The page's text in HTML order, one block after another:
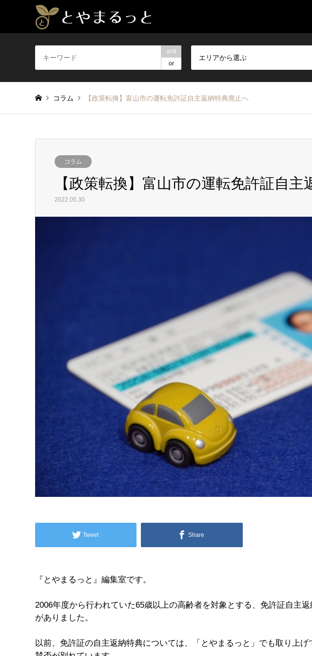
and
or
エリアから選ぶ
コラム 【政策転換】富山市の運転免許証自主返納特典廃止へ
コラム
【政策転換】富山市の運転免許証自主
2022.05.30
Tweet Share
『とやまるっと』編集室です。
2006年度から行われていた65歳以上の高齢者を対象とする、免許証自主
がありました。
以前、免許証の自主返納特典については、「とやまるっと」でも取り上げ